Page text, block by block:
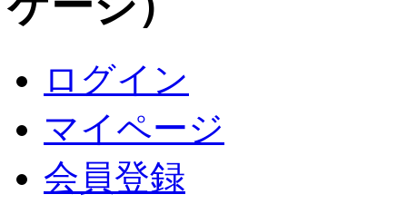
ログイン
マイページ
会員登録